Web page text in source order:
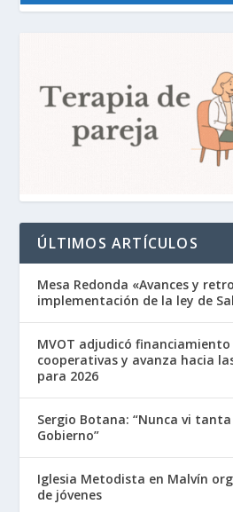
ÚLTIMOS ARTÍCULOS
Mesa Redonda «Avances y
implementación de la ley de
MVOT adjudicó
cooperativas y avanza hacia
para 2026
Sergio Botana: “Nunca vi
Gobierno”
Iglesia Metodista en Malvín
de jóvenes